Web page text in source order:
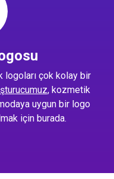
logoları çok kolay bir
, kozmetik
uygun bir logo
için burada.